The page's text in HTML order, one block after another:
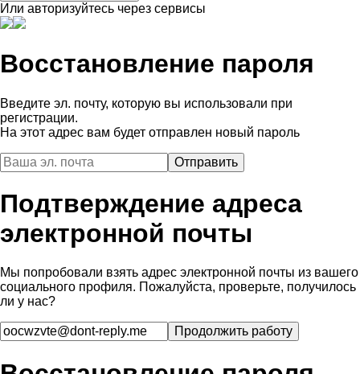
Или авторизуйтесь через сервисы
Восстановление пароля
Введите эл. почту, которую вы использовали при
регистрации.
На этот адрес вам будет отправлен новый пароль
Подтверждение адреса
электронной почты
Мы попробовали взять адрес электронной почты из вашего
социального профиля. Пожалуйста, проверьте, получилось
ли у нас?